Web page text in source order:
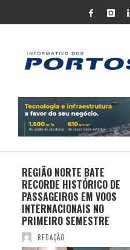
DO GRÃO AO CONTÊINER:
PORTOS BRASILEIROS
MOVIMENTAM CARGAS
ESTRATÉGICAS NO
PRIMEIRO SEMESTRE
REDAÇÃO